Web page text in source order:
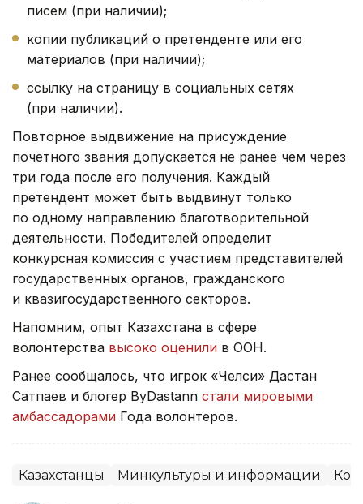
писем (при наличии);
копии публикаций о претенденте или его
материалов (при наличии);
ссылку на страницу в социальных сетях
(при наличии).
Повторное выдвижение на присуждение
почетного звания допускается не ранее чем через
три года после его получения. Каждый
претендент может быть выдвинут только
по одному направлению благотворительной
деятельности. Победителей определит
конкурсная комиссия с участием представителей
государственных органов, гражданского
и квазигосударственного секторов.
Напомним, опыт Казахстана в сфере
волонтерства высоко оценили в ООН.
Ранее сообщалось, что игрок «Челси» Дастан
Сатпаев и блогер ByDastann стали мировыми
амбассадорами Года волонтеров.
Казахстанцы Минкультуры и информации